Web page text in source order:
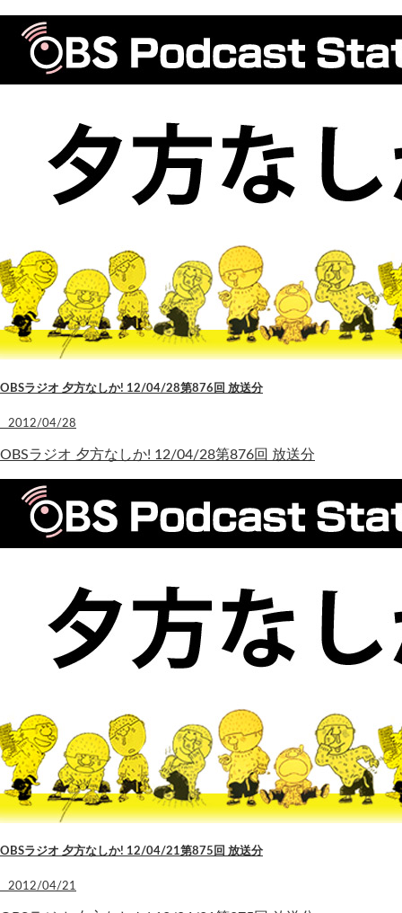
OBSラジオ 夕方なしか! 12/04/28第876回 放送分
2012/04/28
OBSラジオ 夕方なしか! 12/04/28第876回 放送分
OBSラジオ 夕方なしか! 12/04/21第875回 放送分
2012/04/21